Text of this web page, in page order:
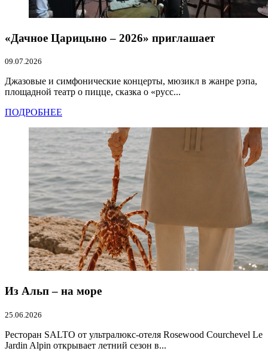
«Дачное Царицыно – 2026» приглашает
09.07.2026
Джазовые и симфонические концерты, мюзикл в жанре рэпа,
площадной театр о пицце, сказка о «русс...
ПОДРОБНЕЕ
Из Альп – на море
25.06.2026
Ресторан SALTO от ультралюкс-отеля Rosewood Courchevel Le
Jardin Alpin открывает летний сезон в...